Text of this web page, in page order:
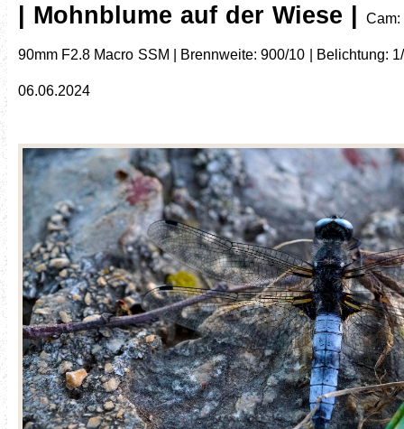
| Mohnblume auf der Wiese |
90mm F2.8 Macro SSM | Brennweite: 900/10 | Belichtung:
06.06.2024